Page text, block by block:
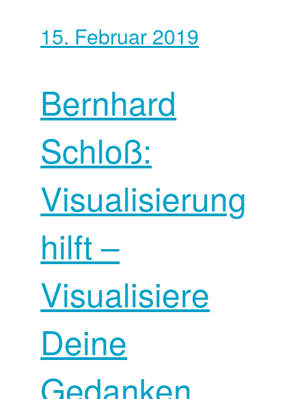
15. Februar 2019
Bernhard
Schloß:
Visualisierung
hilft –
Visualisiere
Deine
Gedanken.